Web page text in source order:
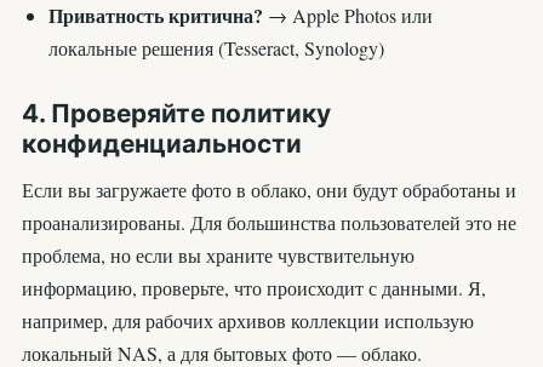
Приватность критична? → Apple Photos или
локальные решения (Tesseract, Synology)
4. Проверяйте политику
конфиденциальности
Если вы загружаете фото в облако, они будут обработаны и
проанализированы. Для большинства пользователей это не
проблема, но если вы храните чувствительную
информацию, проверьте, что происходит с данными. Я,
например, для рабочих архивов коллекции использую
локальный NAS, а для бытовых фото — облако.